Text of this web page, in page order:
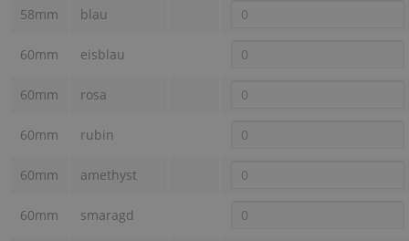
58mm blau
60mm eisblau
60mm rosa
60mm rubin
60mm amethyst
60mm smaragd